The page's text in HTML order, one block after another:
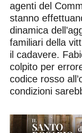
agenti del
stanno
dinamica
familiari della
il cadavere.
colpito per
codice rosso
condizioni